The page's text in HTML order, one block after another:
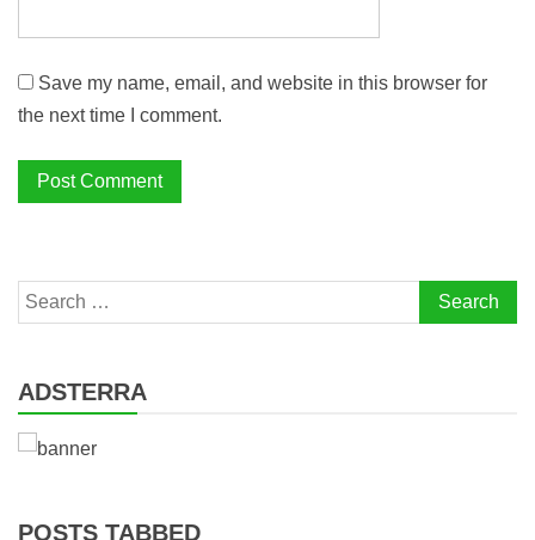
Save my name, email, and website in this browser for
the next time I comment.
Search
for:
ADSTERRA
POSTS TABBED